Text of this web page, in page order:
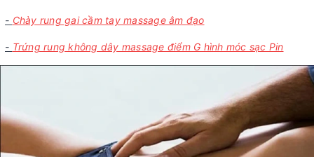
- Chày rung gai cầm tay massage âm đạo
- Trứng rung không dây massage điểm G hình móc sạc Pin